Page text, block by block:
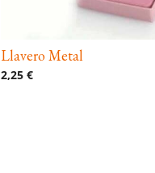
Llavero Metal
2,25 €